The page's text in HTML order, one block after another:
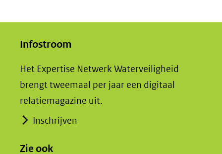
Infostroom
Het Expertise Netwerk Waterveiligheid
brengt tweemaal per jaar een digitaal
relatiemagazine uit.
Inschrijven
Zie ook